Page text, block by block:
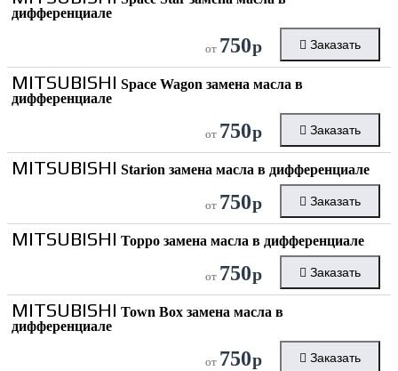
дифференциале
от 750р Заказать
MITSUBISHI Space Wagon замена масла в
дифференциале
от 750р Заказать
MITSUBISHI Starion замена масла в дифференциале
от 750р Заказать
MITSUBISHI Toppo замена масла в дифференциале
от 750р Заказать
MITSUBISHI Town Box замена масла в
дифференциале
от 750р Заказать